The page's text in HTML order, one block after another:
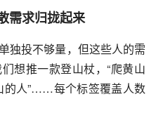
需求归拢起来
独投不够量，但这些人的需
想推一款登山杖，“爬黄山
的人”……每个标签覆盖人数